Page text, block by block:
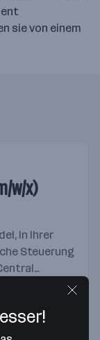
sie von einem
w/x)
In Ihrer
Steuerung